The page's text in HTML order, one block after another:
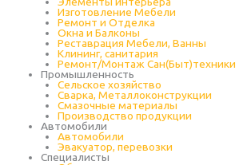
Изготовление Мебели
Ремонт и Отделка
Окна и Балконы
Реставрация Мебели, Ванны
Клининг, санитария
Ремонт/Монтаж Сан(Быт)техники
Промышленность
Cельское хозяйство
Сварка, Металлоконструкции
Cмазочные материалы
Производство продукции
Автомобили
Автомобили
Эвакуатор, перевозки
Специалисты